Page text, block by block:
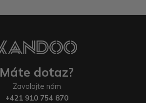
Máte dotaz?
Zavolajte nám
+421 910 754 870